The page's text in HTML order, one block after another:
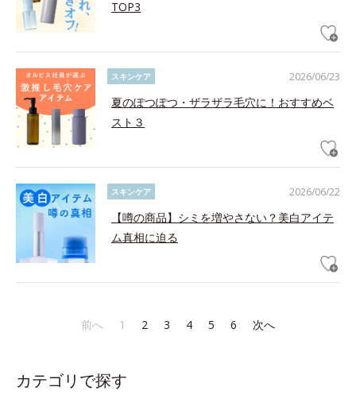
TOP3
2026/06/23
スキンケア
夏のぽつぽつ・ザラザラ毛穴に！おすすめベ
スト３
2026/06/22
スキンケア
【噂の商品】シミを増やさない？美白アイテ
ム真相に迫る
前へ 1 2 3 4 5 6 次へ
カテゴリで探す